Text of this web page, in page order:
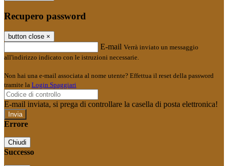
Recupero password
button close ×
E-mail Verrà inviato un messaggio
all'indirizzo indicato con le istruzioni necessarie.
Non hai una e-mail associata al nome utente? Effettua il reset della password
tramite la Login Spaggiari
E-mail inviata, si prega di controllare la casella di posta elettronica!
Errore
Chiudi
Successo